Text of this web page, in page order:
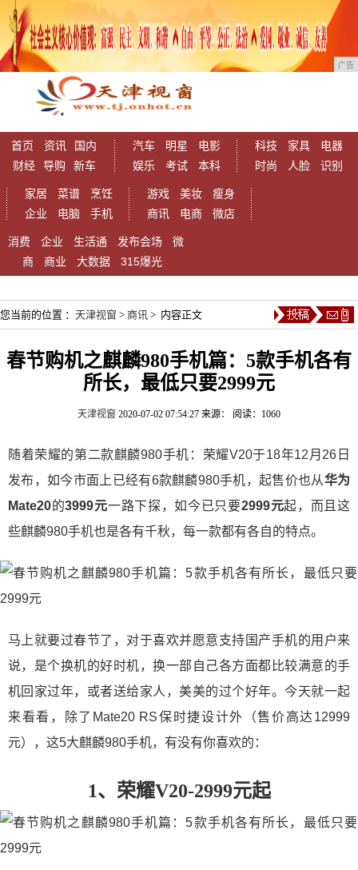
广告
首页 资讯
国内
财经
导购 新车
汽车 明星
电影
娱乐
考试 本科
科技 家具
电器
时尚
人脸 识别
家居 菜谱
烹饪
企业
电脑 手机
游戏 美妆
瘦身
商讯
电商 微店
消费 企业 生活通 发布会场
微
商
商业 大数据 315爆光
您当前的位置 ： 天津视窗 > 商讯 > 内容正文
春节购机之麒麟980手机篇：5款手机各有
所长，最低只要2999元
天津视窗 2020-07-02 07:54:27 来源： 阅读：1060
随着荣耀的第二款麒麟980手机：荣耀V20于18年12月26日
发布，如今市面上已经有6款麒麟980手机，起售价也从华为
Mate20的3999元一路下探，如今已只要2999元起，而且这
些麒麟980手机也是各有千秋，每一款都有各自的特点。
马上就要过春节了，对于喜欢并愿意支持国产手机的用户来
说，是个换机的好时机，换一部自己各方面都比较满意的手
机回家过年，或者送给家人，美美的过个好年。今天就一起
来看看，除了Mate20 RS保时捷设计外（售价高达12999
元），这5大麒麟980手机，有没有你喜欢的：
1、荣耀V20-2999元起